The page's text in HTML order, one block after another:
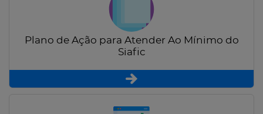
Plano de Ação para Atender Ao Mínimo do
Siafic